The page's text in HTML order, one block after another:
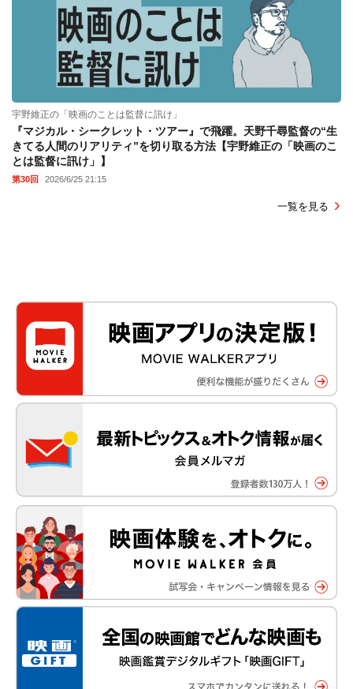
宇野維正の「映画のことは監督に訊け」
『マジカル・シークレット・ツアー』で飛躍。天野千尋監督の“生
きてる人間のリアリティ”を切り取る方法【宇野維正の「映画のこ
とは監督に訊け」】
第30回 2026/6/25 21:15
一覧を見る